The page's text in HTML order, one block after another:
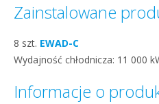
Zainstalowane
8 szt. EWAD-C
Wydajność chłodnicza: 11 000
Informacje o